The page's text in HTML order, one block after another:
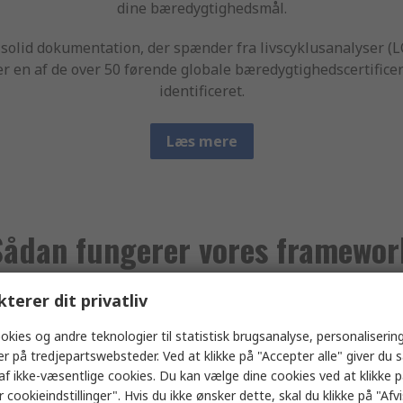
dine bæredygtighedsmål.
dokumentation, der spænder fra livscyklusanalyser
en af de over 50 førende globale
identificeret.
Læs mere
fungerer vores
i tre forskellige typer bæredygtighedspåstande,
dit privatliv
og andre teknologier til statistisk brugsanalyse,
på tredjepartswebsteder. Ved at klikke på "Accepter alle" giver du
ikke-væsentlige cookies. Du kan vælge dine cookies ved at klikke
cookieindstillinger". Hvis du ikke ønsker dette, skal du klikke på